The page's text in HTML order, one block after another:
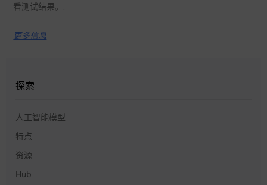
看测试结果。.
更多信息
探索
人工智能模型
特点
资源
Hub